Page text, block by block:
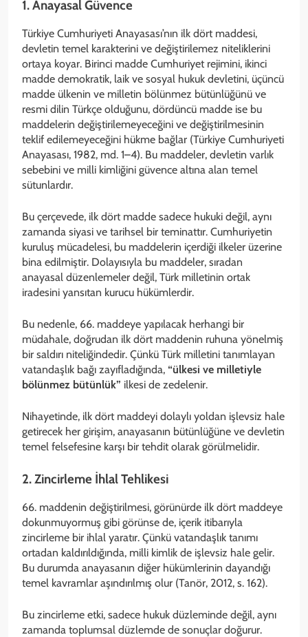
1. Anayasal Güvence
Türkiye Cumhuriyeti Anayasası’nın ilk dört maddesi,
devletin temel karakterini ve değiştirilemez niteliklerini
ortaya koyar. Birinci madde Cumhuriyet rejimini, ikinci
madde demokratik, laik ve sosyal hukuk devletini, üçüncü
madde ülkenin ve milletin bölünmez bütünlüğünü ve
resmi dilin Türkçe olduğunu, dördüncü madde ise bu
maddelerin değiştirilemeyeceğini ve değiştirilmesinin
teklif edilemeyeceğini hükme bağlar (Türkiye Cumhuriyeti
Anayasası, 1982, md. 1–4). Bu maddeler, devletin varlık
sebebini ve milli kimliğini güvence altına alan temel
sütunlardır.
Bu çerçevede, ilk dört madde sadece hukuki değil, aynı
zamanda siyasi ve tarihsel bir teminattır. Cumhuriyetin
kuruluş mücadelesi, bu maddelerin içerdiği ilkeler üzerine
bina edilmiştir. Dolayısıyla bu maddeler, sıradan
anayasal düzenlemeler değil, Türk milletinin ortak
iradesini yansıtan kurucu hükümlerdir.
Bu nedenle, 66. maddeye yapılacak herhangi bir
müdahale, doğrudan ilk dört maddenin ruhuna yönelmiş
bir saldırı niteliğindedir. Çünkü Türk milletini tanımlayan
vatandaşlık bağı zayıfladığında, “ülkesi ve milletiyle
bölünmez bütünlük” ilkesi de zedelenir.
Nihayetinde, ilk dört maddeyi dolaylı yoldan işlevsiz hale
getirecek her girişim, anayasanın bütünlüğüne ve devletin
temel felsefesine karşı bir tehdit olarak görülmelidir.
2. Zincirleme İhlal Tehlikesi
66. maddenin değiştirilmesi, görünürde ilk dört maddeye
dokunmuyormuş gibi görünse de, içerik itibarıyla
zincirleme bir ihlal yaratır. Çünkü vatandaşlık tanımı
ortadan kaldırıldığında, milli kimlik de işlevsiz hale gelir.
Bu durumda anayasanın diğer hükümlerinin dayandığı
temel kavramlar aşındırılmış olur (Tanör, 2012, s. 162).
Bu zincirleme etki, sadece hukuk düzleminde değil, aynı
zamanda toplumsal düzlemde de sonuçlar doğurur.